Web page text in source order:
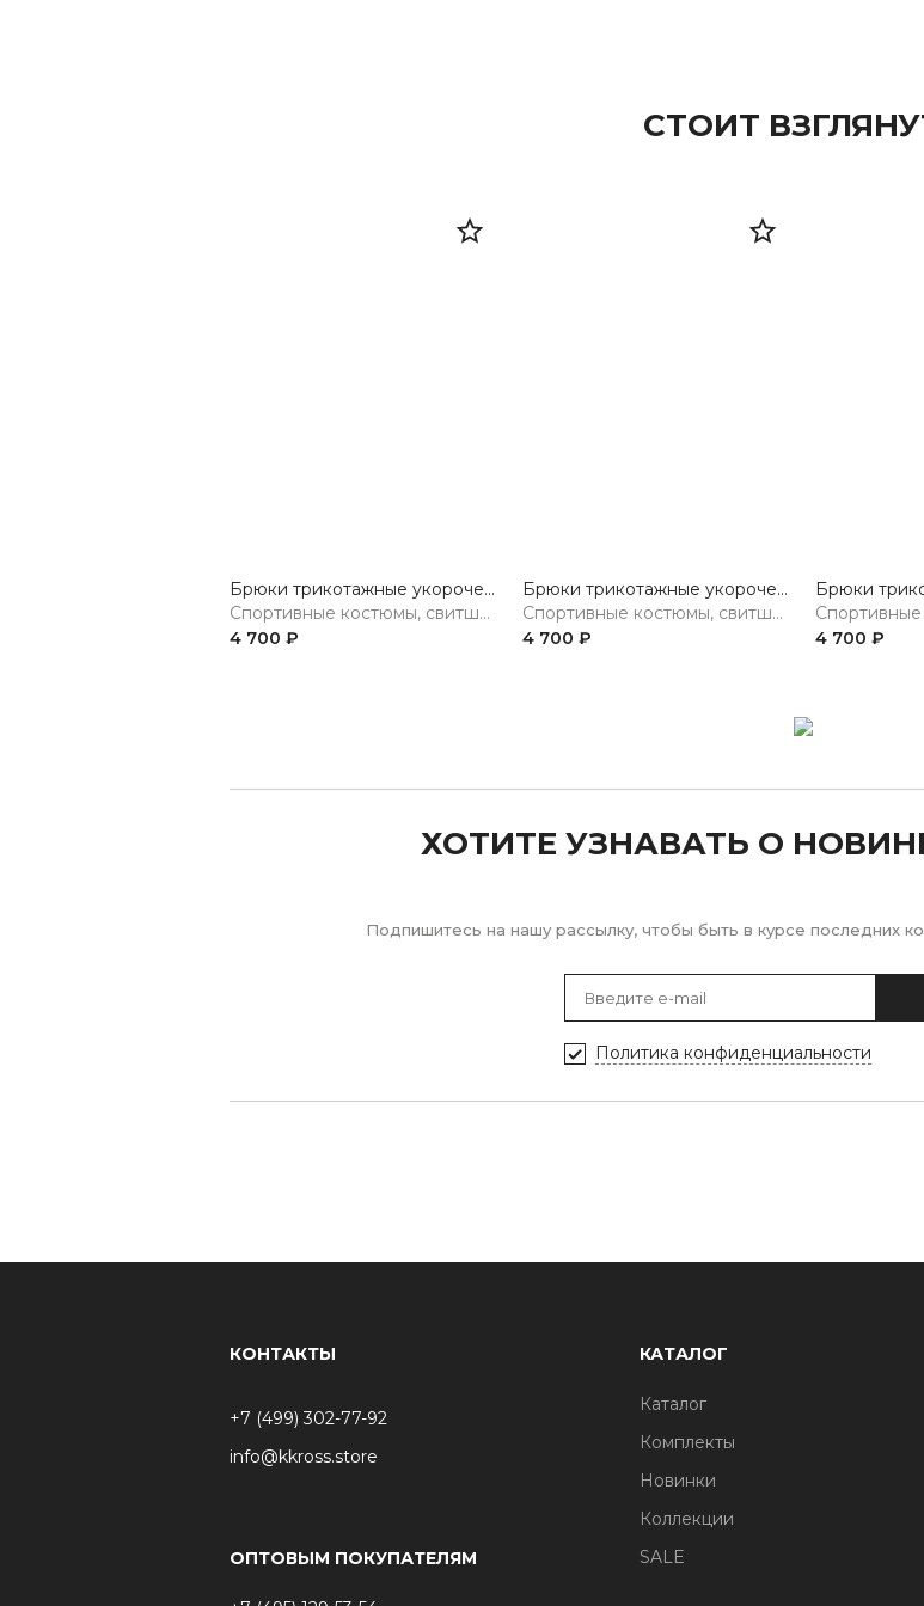
СТОИТ
Брюки трикотажные укороченные
Спортивные костюмы, свитшоты, худи, брюки
4 700 ₽
Брюки трикотажные укороченные
Спортивные костюмы, свитшоты, худи, брюки
4 700 ₽
4 700 ₽
ХОТИТЕ УЗНАВАТЬ О
Подпишитесь на нашу рассылку, чтобы быть в курсе последних
Политика конфиденциальности
КОНТАКТЫ
+7 (499) 302-77-92
info@kkross.store
ОПТОВЫМ ПОКУПАТЕЛЯМ
КАТАЛОГ
Каталог
Комплекты
Новинки
Коллекции
SALE